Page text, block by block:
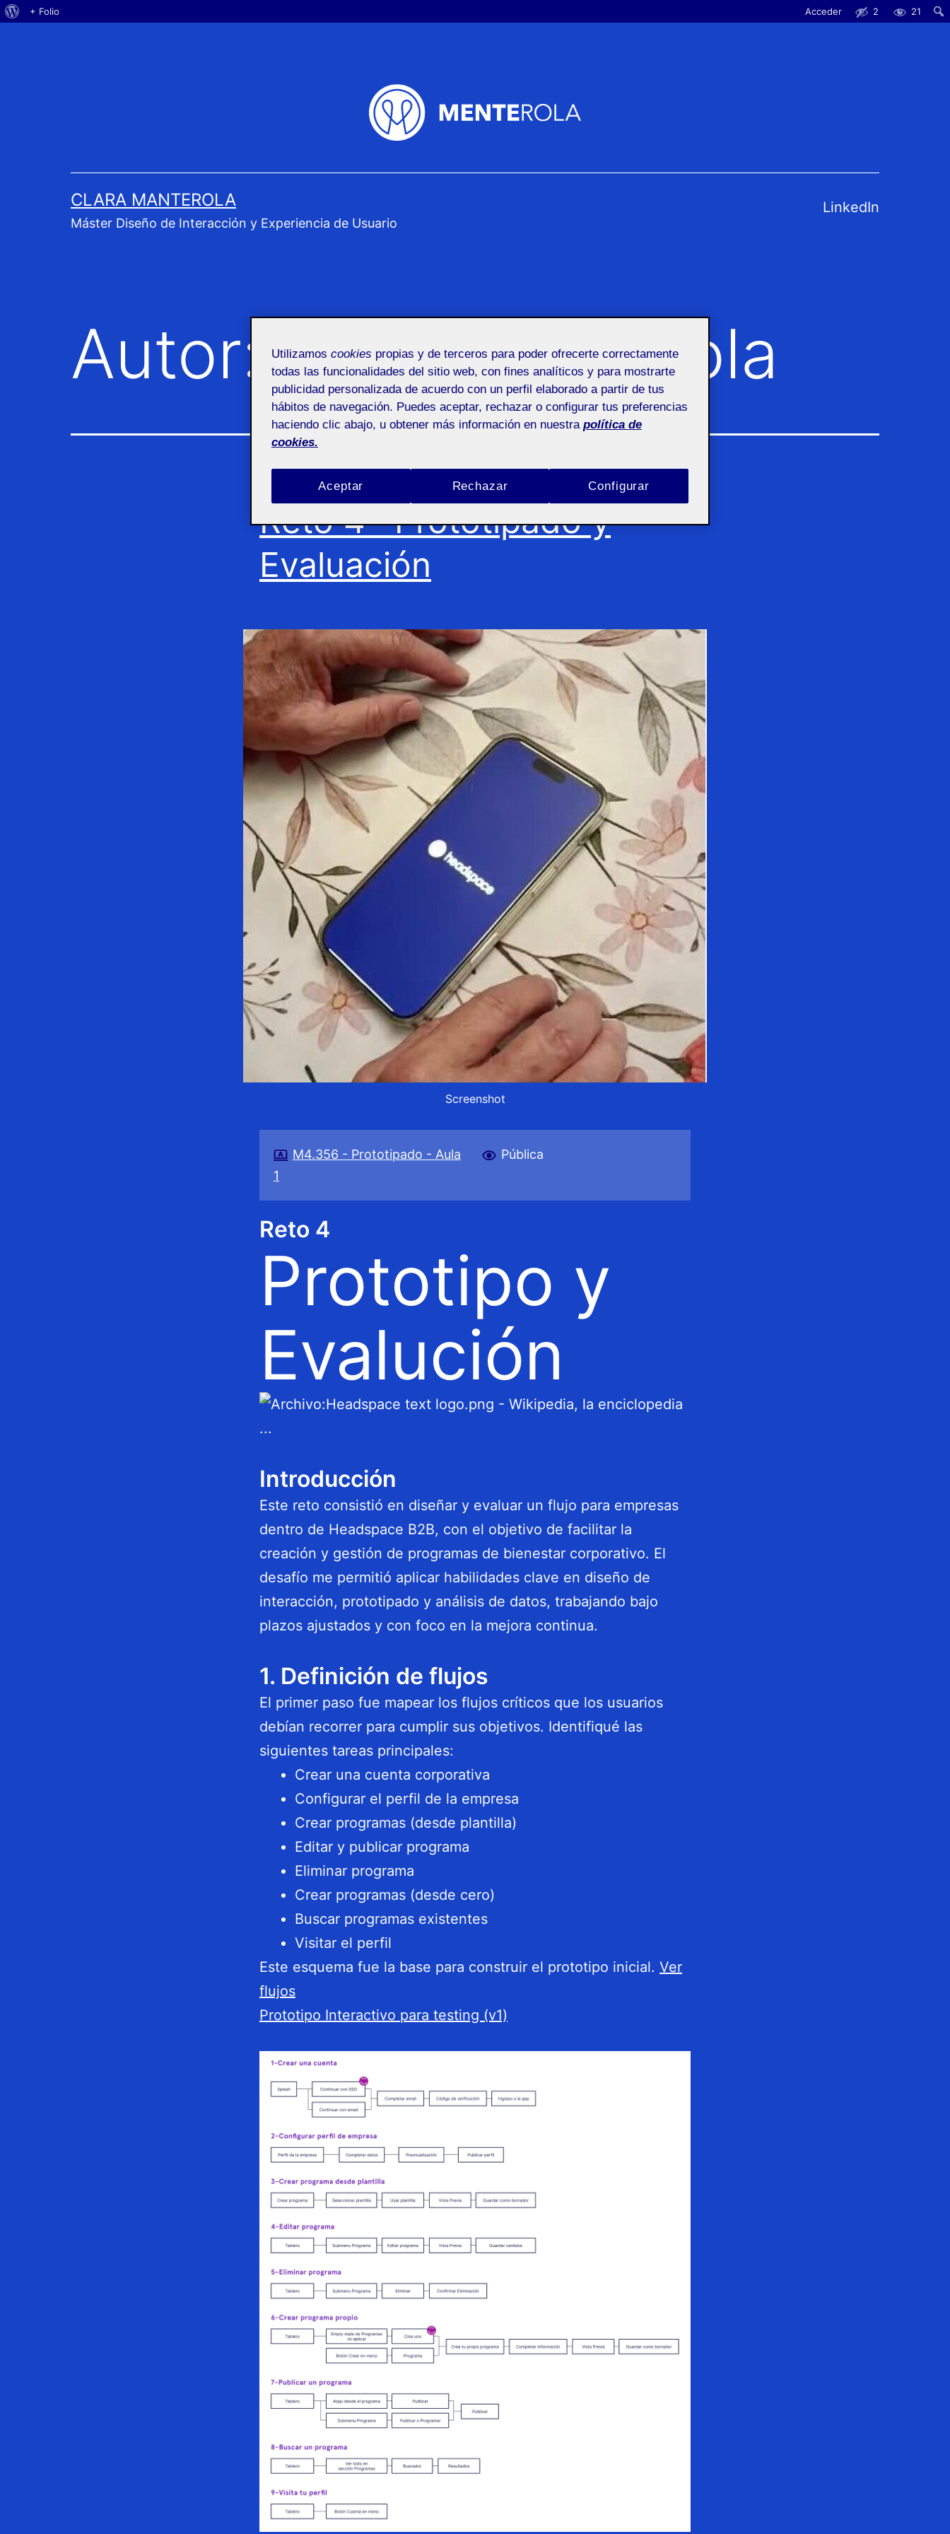
Acerca
+ Folio Acceder 2 21
CLARA MANTEROLA
Máster Diseño de Interacción y Experiencia de Usuario
LinkedIn
Autor:Clara Manterola
Reto 4 · Prototipado y
Evaluación
Screenshot
M4.356 - Prototipado - Aula
1
Pública
Reto 4
Prototipo y
Evalución
Introducción
Este reto consistió en diseñar y evaluar un flujo para empresas
dentro de Headspace B2B, con el objetivo de facilitar la
creación y gestión de programas de bienestar corporativo. El
desafío me permitió aplicar habilidades clave en diseño de
interacción, prototipado y análisis de datos, trabajando bajo
plazos ajustados y con foco en la mejora continua.
1. Definición de flujos
El primer paso fue mapear los flujos críticos que los usuarios
debían recorrer para cumplir sus objetivos. Identifiqué las
siguientes tareas principales:
Crear una cuenta corporativa
Configurar el perfil de la empresa
Crear programas (desde plantilla)
Editar y publicar programa
Eliminar programa
Crear programas (desde cero)
Buscar programas existentes
Visitar el perfil
Este esquema fue la base para construir el prototipo inicial. Ver
flujos
Prototipo Interactivo para testing (v1)
Utilizamos cookies propias y de terceros para poder ofrecerte correctamente
todas las funcionalidades del sitio web, con fines analíticos y para mostrarte
publicidad personalizada de acuerdo con un perfil elaborado a partir de tus
hábitos de navegación. Puedes aceptar, rechazar o configurar tus preferencias
haciendo clic abajo, u obtener más información en nuestra política de
cookies.
Rechazar
Aceptar Configurar